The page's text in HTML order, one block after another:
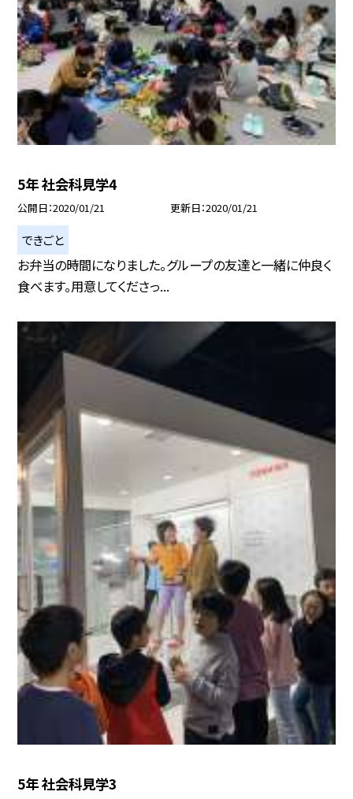
5年 社会科見学4
公開日 2020/01/21 更新日 2020/01/21
できごと
お弁当の時間になりました。グループの友達と一緒に仲良く
食べます。用意してくださっ...
5年 社会科見学3